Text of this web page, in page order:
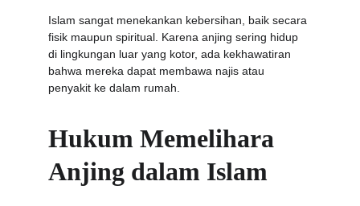
Islam sangat menekankan kebersihan, baik secara
fisik maupun spiritual. Karena anjing sering hidup
di lingkungan luar yang kotor, ada kekhawatiran
bahwa mereka dapat membawa najis atau
penyakit ke dalam rumah.
Hukum Memelihara
Anjing dalam Islam